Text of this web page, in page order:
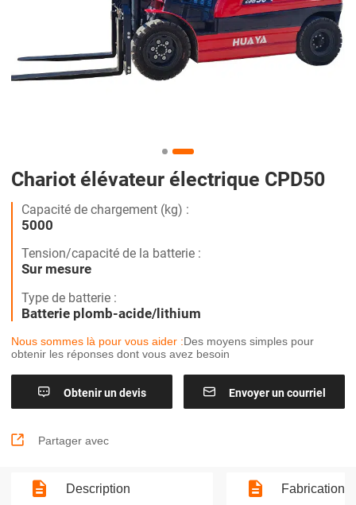
Chariot élévateur électrique CPD50
Capacité de chargement (kg) :
5000
Tension/capacité de la batterie :
Sur mesure
Type de batterie :
Batterie plomb-acide/lithium
Nous sommes là pour vous aider :Des moyens simples pour
obtenir les réponses dont vous avez besoin
 Obtenir un devis  Envoyer un courriel
 Partager avec
Description Fabrication